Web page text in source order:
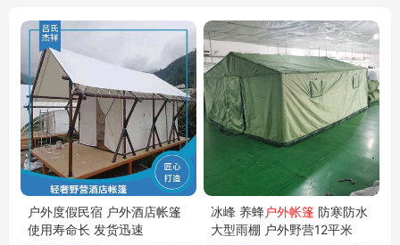
户外度假民宿 户外酒店帐篷
使用寿命长 发货迅速
冰峰 养蜂户外帐篷 防寒防水
大型雨棚 户外野营12平米